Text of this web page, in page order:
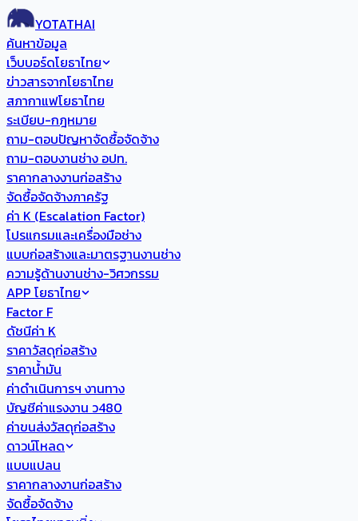
YOTATHAI
ค้นหาข้อมูล
เว็บบอร์ดโยธาไทย
ข่าวสารจากโยธาไทย
สภากาแฟโยธาไทย
ระเบียบ-กฎหมาย
ถาม-ตอบปัญหาจัดซื้อจัดจ้าง
ถาม-ตอบงานช่าง อปท.
ราคากลางงานก่อสร้าง
จัดซื้อจัดจ้างภาครัฐ
ค่า K (Escalation Factor)
โปรแกรมและเครื่องมือช่าง
แบบก่อสร้างและมาตรฐานงานช่าง
ความรู้ด้านงานช่าง-วิศวกรรม
APP โยธาไทย
Factor F
ดัชนีค่า K
ราคาวัสดุก่อสร้าง
ราคาน้ำมัน
ค่าดำเนินการฯ งานทาง
บัญชีค่าแรงงาน ว480
ค่าขนส่งวัสดุก่อสร้าง
ดาวน์โหลด
แบบแปลน
ราคากลางงานก่อสร้าง
จัดซื้อจัดจ้าง